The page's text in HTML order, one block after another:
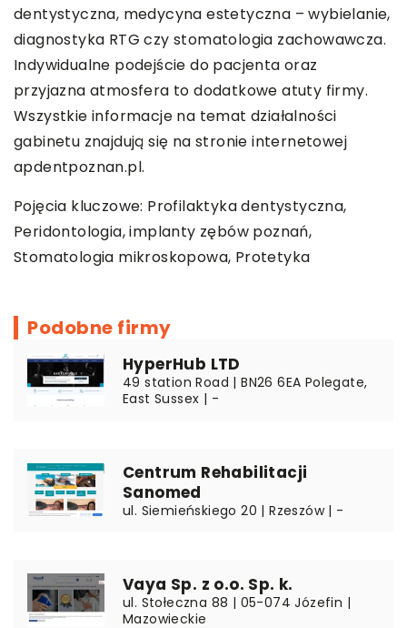
dentystyczna, medycyna estetyczna – wybielanie,
diagnostyka RTG czy stomatologia zachowawcza.
Indywidualne podejście do pacjenta oraz
przyjazna atmosfera to dodatkowe atuty firmy.
Wszystkie informacje na temat działalności
gabinetu znajdują się na stronie internetowej
apdentpoznan.pl.
Pojęcia kluczowe: Profilaktyka dentystyczna,
Peridontologia,implanty zębów poznań,
Stomatologia mikroskopowa, Protetyka
Podobne firmy
HyperHub LTD
49 station Road | BN26 6EA Polegate,
East Sussex | -
Centrum Rehabilitacji
Sanomed
ul. Siemieńskiego 20 | Rzeszów | -
Vaya Sp. z o.o. Sp. k.
ul. Stołeczna 88 | 05-074 Józefin |
Mazowieckie